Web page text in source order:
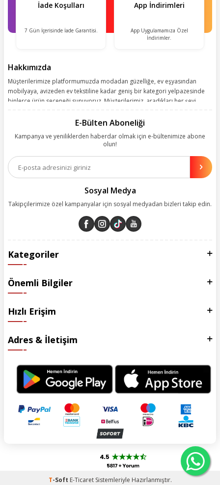
İade Koşulları
7 Gün İçerisinde İade Garantisi.
App İndirimleri
App Uygulamamıza Özel
İndirimler.
Hakkımızda
Müşterilerimize platformumuzda modadan güzelliğe, ev eşyasından
mobilyaya, avizeden ev tekstiline kadar geniş bir kategori yelpazesinde
binlerce ürün seçeneği sunuyoruz. Müşterilerimiz, aradıkları her şeyi
kolay, kusursuz ve keyifli bir alışveriş yolculuğu sunarken deneyiminize
olanakları sunuyoruz. Çalışmalarımızı müşterilerimizin memnuniyetini
esas alarak yürütüyoruz.
E-Bülten Aboneliği
Kampanya ve yeniliklerden haberdar olmak için e-bültenimize abone
olun!
Sosyal Medya
Takipçilerimize özel kampanyalar için sosyal medyadan bizleri takip edin.
Kategoriler
Önemli Bilgiler
Hızlı Erişim
Adres & İletişim
T-Soft E-TicaretSistemleriyle Hazırlanmıştır.